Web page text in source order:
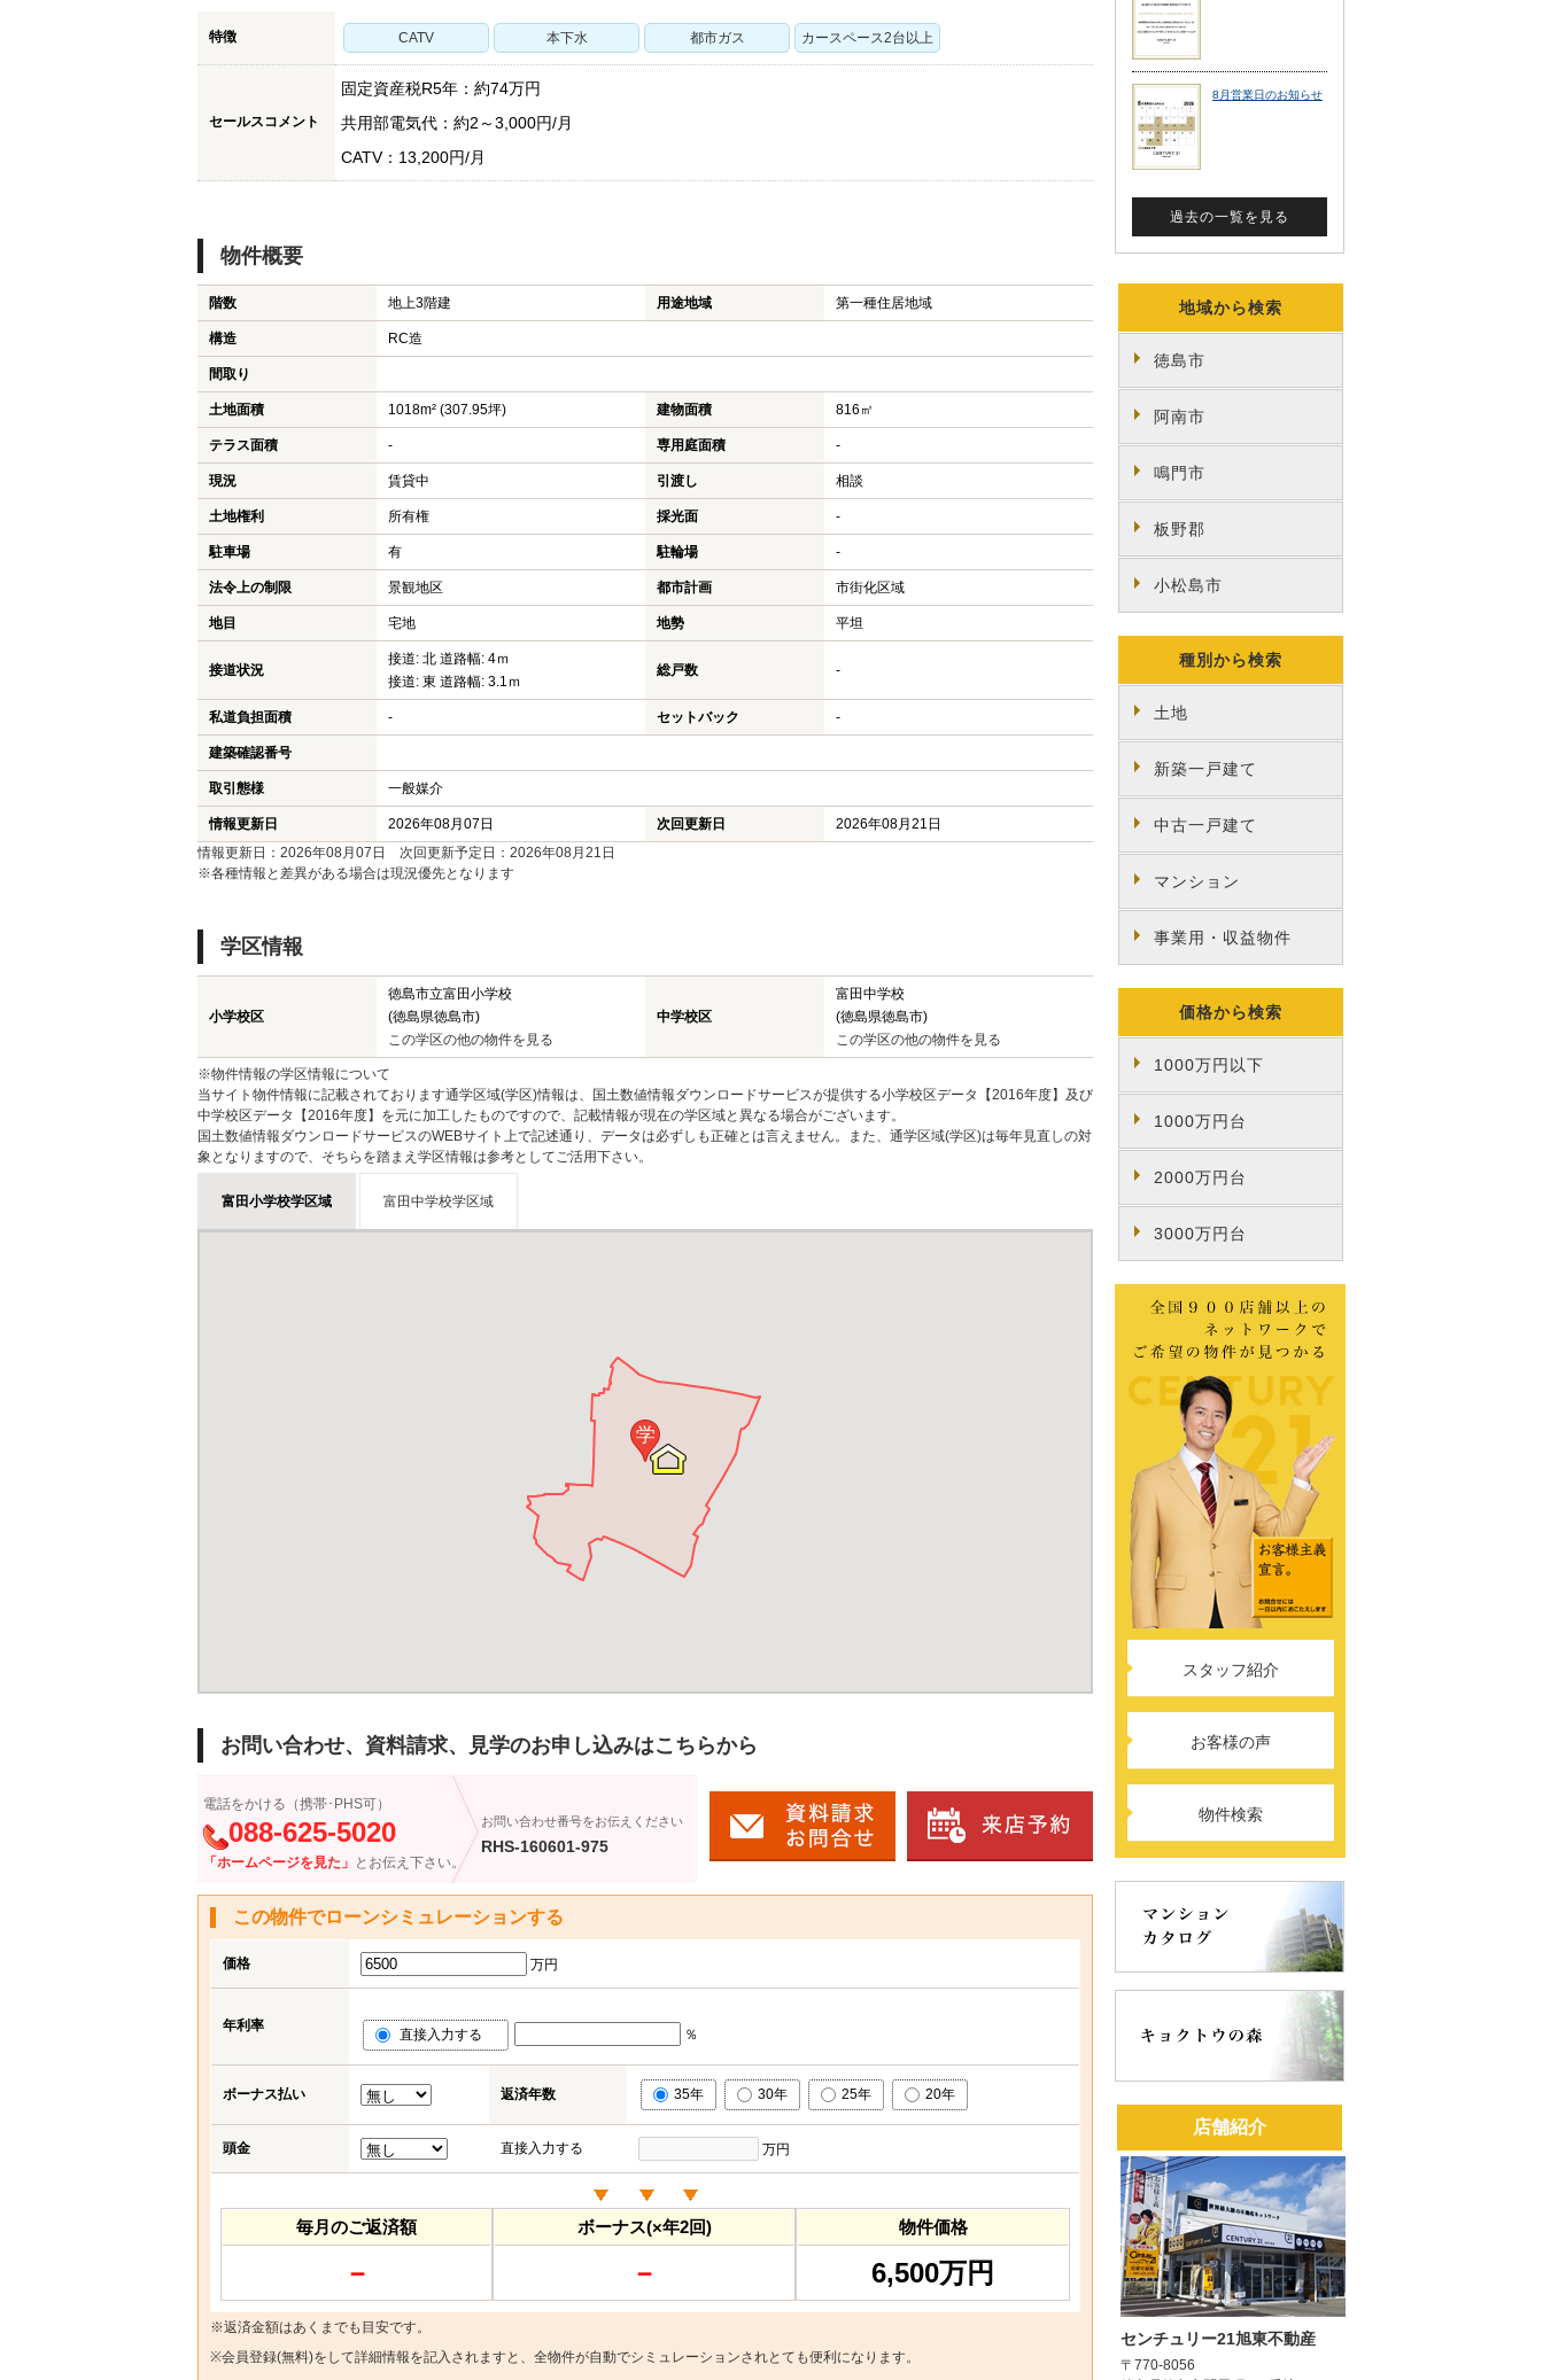
特徴 CATV 本下水 都市ガス カースペース2台以上
セールスコメント
固定資産税R5年：約74万円
共用部電気代：約2～3,000円/月
CATV：13,200円/月
物件概要
階数 地上3階建 用途地域 第一種住居地域
構造 RC造
間取り
土地面積 1018m² (307.95坪) 建物面積 816㎡
テラス面積 - 専用庭面積 -
現況 賃貸中 引渡し 相談
土地権利 所有権 採光面 -
駐車場 有 駐輪場 -
法令上の制限 景観地区 都市計画 市街化区域
地目 宅地 地勢 平坦
接道状況
接道: 北 道路幅: 4ｍ
接道: 東 道路幅: 3.1ｍ
総戸数 -
私道負担面積 - セットバック -
建築確認番号
取引態様 一般媒介
情報更新日 2026年08月07日 次回更新日
2026年08月21日
情報更新日：2026年08月07日 次回更新予定日：2026年08月21日
※各種情報と差異がある場合は現況優先となります
学区情報
小学校区
徳島市立富田小学校
(徳島県徳島市)
この学区の他の物件を見る
中学校区
富田中学校
(徳島県徳島市)
この学区の他の物件を見る
※物件情報の学区情報について
当サイト物件情報に記載されております通学区域(学区)情報は、国土数値情報ダウンロードサービスが提供する小学校区データ【2016年度】及び
中学校区データ【2016年度】を元に加工したものですので、記載情報が現在の学区域と異なる場合がございます。
国土数値情報ダウンロードサービスのWEBサイト上で記述通り、データは必ずしも正確とは言えません。また、通学区域(学区)は毎年見直しの対
象となりますので、そちらを踏まえ学区情報は参考としてご活用下さい。
富田小学校学区域 富田中学校学区域
学
お問い合わせ、資料請求、見学のお申し込みはこちらから
電話をかける（携帯･PHS可）
088-625-5020
「ホームページを見た」 とお伝え下さい。
お問い合わせ番号をお伝えください
RHS-160601-975
この物件でローンシミュレーションする
価格 万円
年利率
直接入力する ％
ボーナス払い 返済年数 35年 30年 25年 20年
頭金 直接入力する 万円
毎月のご返済額
－
ボーナス(×年2回)
－
物件価格
6,500万円
※返済金額はあくまでも目安です。
※会員登録(無料)をして詳細情報を記入されますと、全物件が自動でシミュレーションされとても便利になります。
地域から検索
徳島市
阿南市
鳴門市
板野郡
小松島市
種別から検索
土地
新築一戸建て
中古一戸建て
マンション
事業用・収益物件
価格から検索
1000万円以下
1000万円台
2000万円台
3000万円台
スタッフ紹介
お客様の声
物件検索
店舗紹介
センチュリー21旭東不動産
〒770-8056